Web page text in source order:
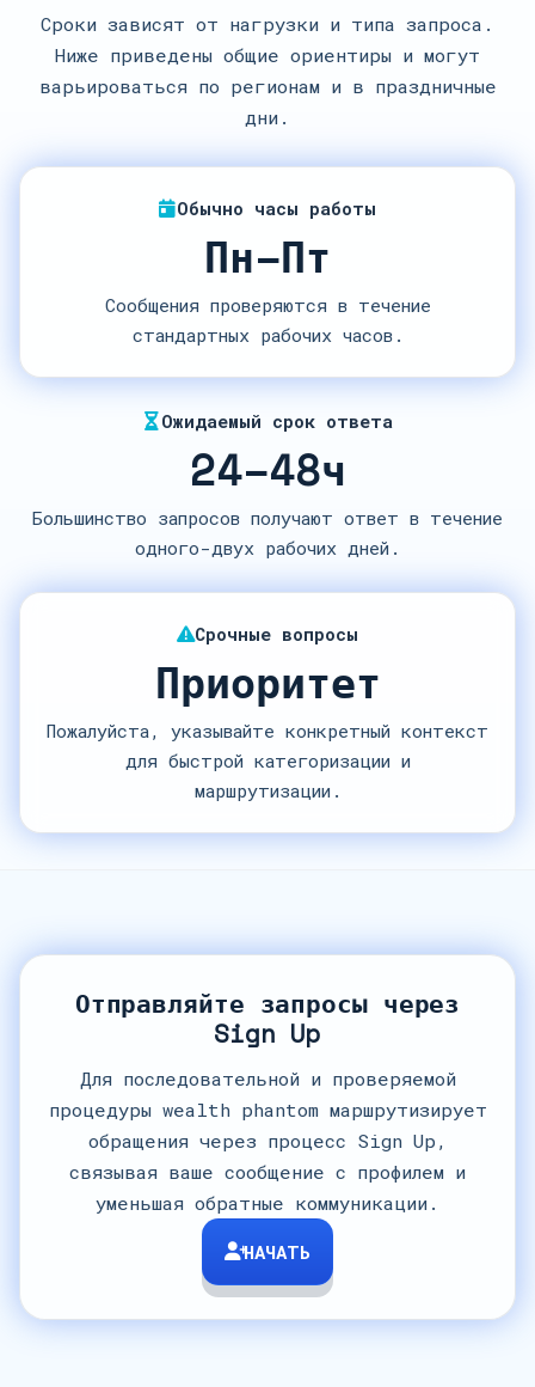
Сроки зависят от нагрузки и типа запроса.
Ниже приведены общие ориентиры и могут
варьироваться по регионам и в праздничные
дни.
Обычно часы работы
Пн–Пт
Сообщения проверяются в течение
стандартных рабочих часов.
Ожидаемый срок ответа
24–48ч
Большинство запросов получают ответ в течение
одного-двух рабочих дней.
Срочные вопросы
Приоритет
Пожалуйста, указывайте конкретный контекст
для быстрой категоризации и
маршрутизации.
Отправляйте запросы через
Sign Up
Для последовательной и проверяемой
процедуры wealth phantom маршрутизирует
обращения через процесс Sign Up,
связывая ваше сообщение с профилем и
уменьшая обратные коммуникации.
НАЧАТЬ